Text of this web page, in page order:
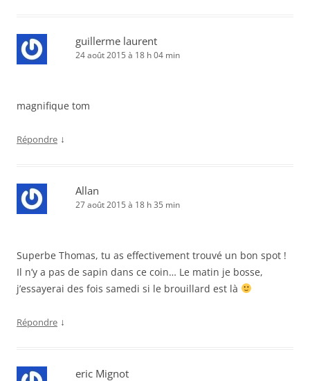
guillerme laurent
24 août 2015 à 18 h 04 min
magnifique tom
Répondre ↓
Allan
27 août 2015 à 18 h 35 min
Superbe Thomas, tu as effectivement trouvé un bon spot !
Il n’y a pas de sapin dans ce coin… Le matin je bosse,
j’essayerai des fois samedi si le brouillard est là
Répondre ↓
eric Mignot